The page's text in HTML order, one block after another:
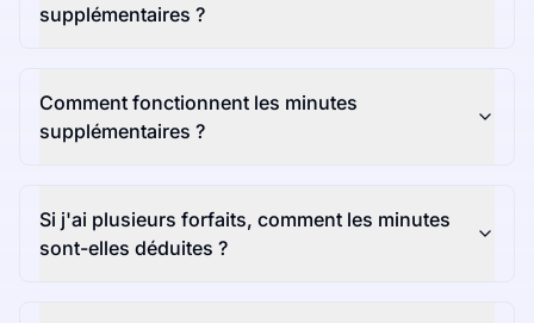
supplémentaires ?
Comment fonctionnent les minutes
supplémentaires ?
Si j'ai plusieurs forfaits, comment les minutes
sont-elles déduites ?